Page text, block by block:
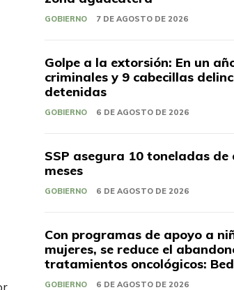
GOBIERNO 7 DE AGOSTO DE 2026
Golpe a la extorsión: En un
criminales y 9 cabecillas
detenidas
GOBIERNO 6 DE AGOSTO DE 2026
SSP asegura 10 toneladas de
meses
GOBIERNO 6 DE AGOSTO DE 2026
Con programas de apoyo a
mujeres, se reduce el
tratamientos oncológicos:
GOBIERNO 6 DE AGOSTO DE 2026